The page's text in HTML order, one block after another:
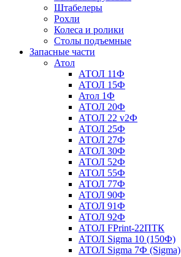
Штабелеры
Рохли
Колеса и ролики
Столы подъемные
Запасные части
Атол
АТОЛ 11Ф
АТОЛ 15Ф
Атол 1Ф
АТОЛ 20Ф
АТОЛ 22 v2Ф
АТОЛ 25Ф
АТОЛ 27Ф
АТОЛ 30Ф
АТОЛ 52Ф
АТОЛ 55Ф
АТОЛ 77Ф
АТОЛ 90Ф
АТОЛ 91Ф
АТОЛ 92Ф
АТОЛ FPrint-22ПТК
АТОЛ Sigma 10 (150Ф)
АТОЛ Sigma 7Ф (Sigma)